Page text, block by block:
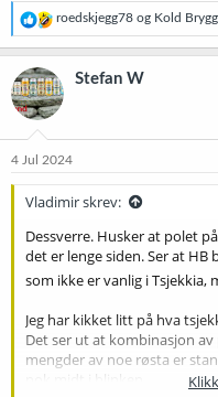
R
e
a
s
j
n
e
roedskjegg78 og Kold Brygg
Stefan W
4 Jul 2024
Vladimir skrev:
Dessverre. Husker at polet
det er lenge siden. Ser at
som ikke er vanlig i
Jeg har kikket litt på hva
Det ser ut at kombinasjon
mengder av noe røsta er
nok midt i blinken.